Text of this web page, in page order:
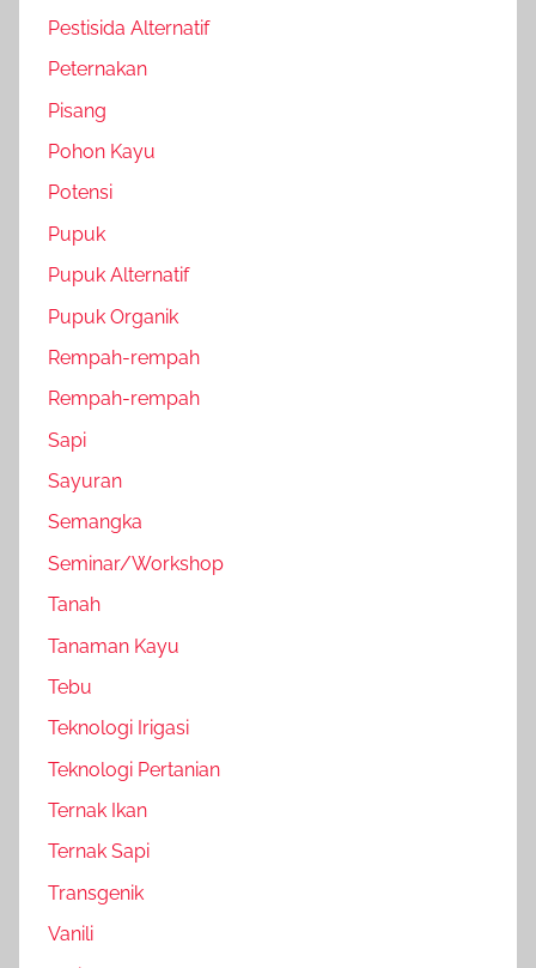
Pestisida Alternatif
Peternakan
Pisang
Pohon Kayu
Potensi
Pupuk
Pupuk Alternatif
Pupuk Organik
Rempah-rempah
Rempah-rempah
Sapi
Sayuran
Semangka
Seminar/Workshop
Tanah
Tanaman Kayu
Tebu
Teknologi Irigasi
Teknologi Pertanian
Ternak Ikan
Ternak Sapi
Transgenik
Vanili